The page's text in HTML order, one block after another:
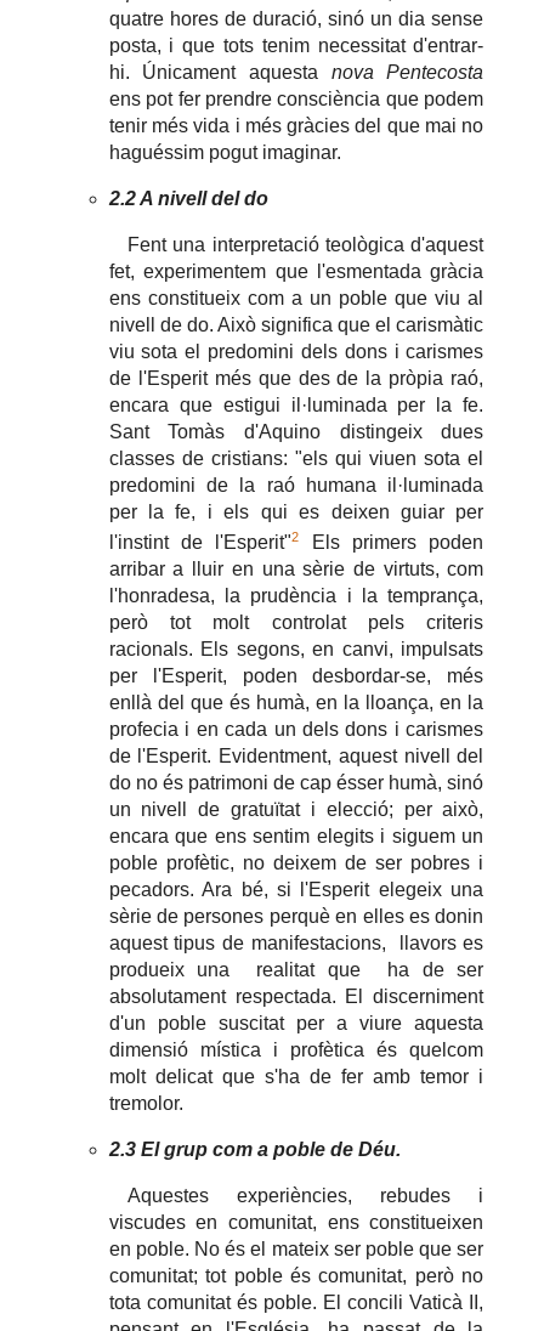
quatre hores de duració, sinó un dia sense
posta, i que tots tenim necessitat d'entrar-
hi. Únicament aquesta nova Pentecosta
ens pot fer prendre consciència que podem
tenir més vida i més gràcies del que mai no
haguéssim pogut imaginar.
2.2 A nivell del do
Fent una interpretació teològica d'aquest
fet, experimentem que l'esmentada gràcia
ens constitueix com a un poble que viu al
nivell de do. Això significa que el carismàtic
viu sota el predomini dels dons i carismes
de l'Esperit més que des de la pròpia raó,
encara que estigui il·luminada per la fe.
Sant Tomàs d'Aquino distingeix dues
classes de cristians: "els qui viuen sota el
predomini de la raó humana il·luminada
per la fe, i els qui es deixen guiar per
l'instint de l'Esperit"2
Els primers poden
arribar a lluir en una sèrie de virtuts, com
l'honradesa, la prudència i la temprança,
però tot molt controlat pels criteris
racionals. Els segons, en canvi, impulsats
per l'Esperit, poden desbordar-se, més
enllà del que és humà, en la lloança, en la
profecia i en cada un dels dons i carismes
de l'Esperit. Evidentment, aquest nivell del
do no és patrimoni de cap ésser humà, sinó
un nivell de gratuïtat i elecció; per això,
encara que ens sentim elegits i siguem un
poble profètic, no deixem de ser pobres i
pecadors. Ara bé, si l'Esperit elegeix una
sèrie de persones perquè en elles es donin
aquest tipus de manifestacions, llavors es
produeix una realitat que ha de ser
absolutament respectada. El discerniment
d'un poble suscitat per a viure aquesta
dimensió mística i profètica és quelcom
molt delicat que s'ha de fer amb temor i
tremolor.
2.3 El grup com a poble de Déu.
Aquestes experiències, rebudes i
viscudes en comunitat, ens constitueixen
en poble. No és el mateix ser poble que ser
comunitat; tot poble és comunitat, però no
tota comunitat és poble. El concili Vaticà II,